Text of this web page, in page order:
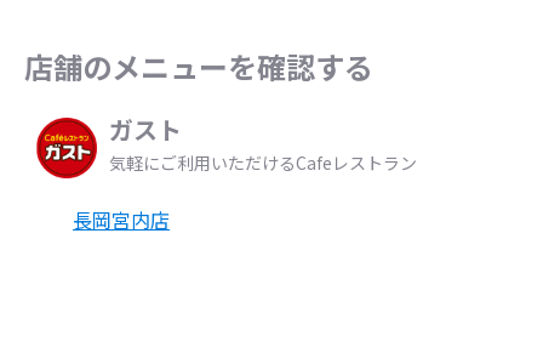
店舗のメニューを確認する
ガスト
気軽にご利用いただけるCafeレストラン
長岡宮内店